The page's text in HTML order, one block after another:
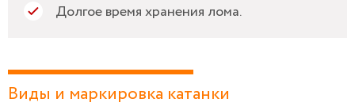
Долгое время хранения лома.
Виды и маркировка катанки